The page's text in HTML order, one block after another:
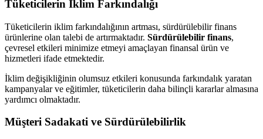
Tüketicilerin İklim Farkındalığı
Tüketicilerin iklim farkındalığının artması, sürdürülebilir finans
ürünlerine olan talebi de artırmaktadır. Sürdürülebilir finans,
çevresel etkileri minimize etmeyi amaçlayan finansal ürün ve
hizmetleri ifade etmektedir.
İklim değişikliğinin olumsuz etkileri konusunda farkındalık yaratan
kampanyalar ve eğitimler, tüketicilerin daha bilinçli kararlar almasına
yardımcı olmaktadır.
Müşteri Sadakati ve Sürdürülebilirlik